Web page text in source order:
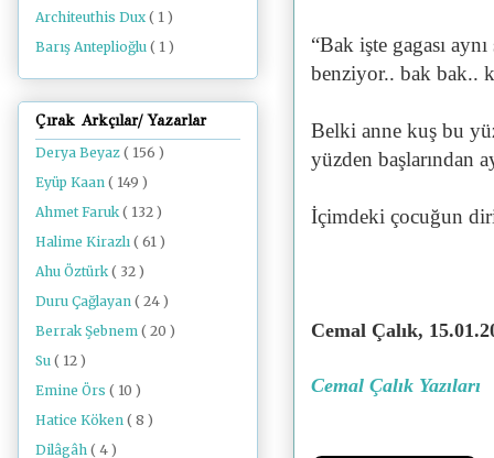
“Bak işte gagası
benziyor.. bak bak..
Belki anne kuş bu
yüzden başlarından
İçimdeki çocuğun
Cemal Çalık,
Cemal Çalık Yazıları
Architeuthis Dux ( 1 )
Barış Anteplioğlu ( 1 )
Çırak Arkçılar/ Yazarlar
Derya Beyaz ( 156 )
Eyüp Kaan ( 149 )
Ahmet Faruk ( 132 )
Halime Kirazlı ( 61 )
Ahu Öztürk ( 32 )
Duru Çağlayan ( 24 )
Berrak Şebnem ( 20 )
Su ( 12 )
Emine Örs ( 10 )
Hatice Köken ( 8 )
Dilâgâh ( 4 )